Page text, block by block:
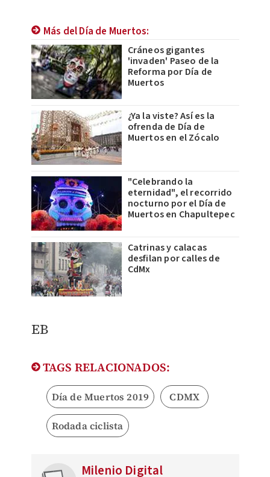
Más del Día de Muertos:
Cráneos gigantes
'invaden' Paseo de la
Reforma por Día de
Muertos
¿Ya la viste? Así es la
ofrenda de Día de
Muertos en el Zócalo
"Celebrando la
eternidad", el recorrido
nocturno por el Día de
Muertos en Chapultepec
Catrinas y calacas
desfilan por calles de
CdMx
EB
TAGS RELACIONADOS:
Día de Muertos 2019 CDMX
Rodada ciclista
Milenio Digital